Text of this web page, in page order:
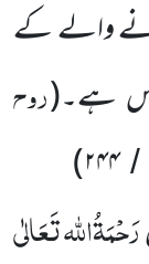
والے کے
ہے۔(روح
/۲۴۴)
رَحْمَۃُاللہ تَعَالٰی